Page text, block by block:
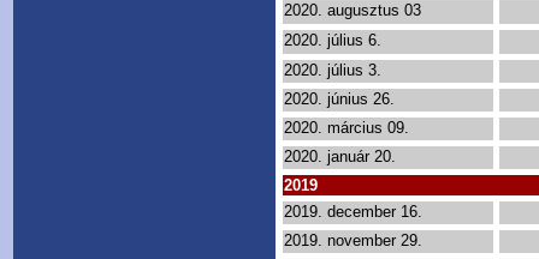
2020. augusztus 03
2020. július 6.
2020. július 3.
2020. június 26.
2020. március 09.
2020. január 20.
2019
2019. december 16.
2019. november 29.